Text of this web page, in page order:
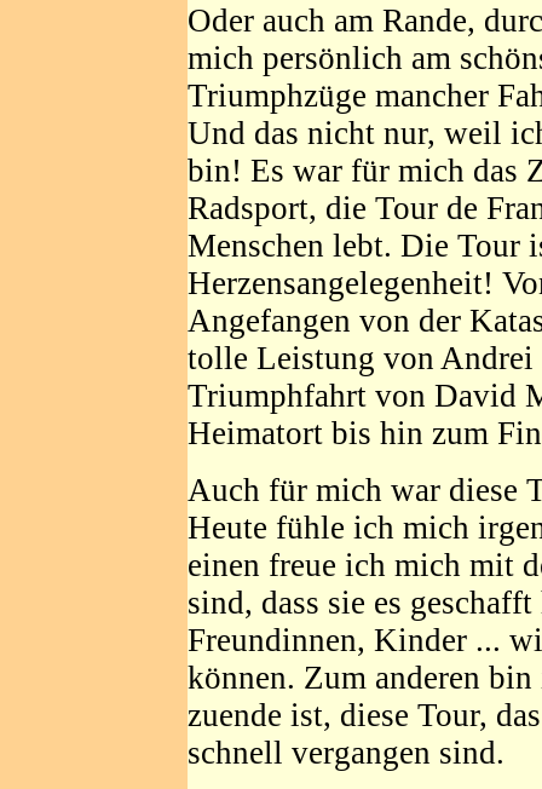
Oder auch am Rande,
mich persönlich am
Triumphzüge mancher
Und das nicht nur, weil
bin! Es war für mich das
Radsport, die Tour de
Menschen lebt. Die Tour
Herzensangelegenheit!
Angefangen von der
tolle Leistung von
Triumphfahrt von David
Heimatort bis hin zum
Auch für mich war diese
Heute fühle ich mich
einen freue ich mich mit
sind, dass sie es
Freundinnen, Kinder ...
können. Zum anderen
zuende ist, diese Tour,
schnell vergangen sind.